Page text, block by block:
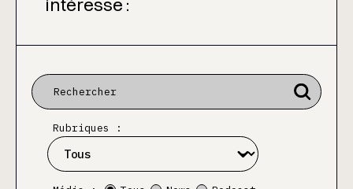
intéresse :
Rubriques :